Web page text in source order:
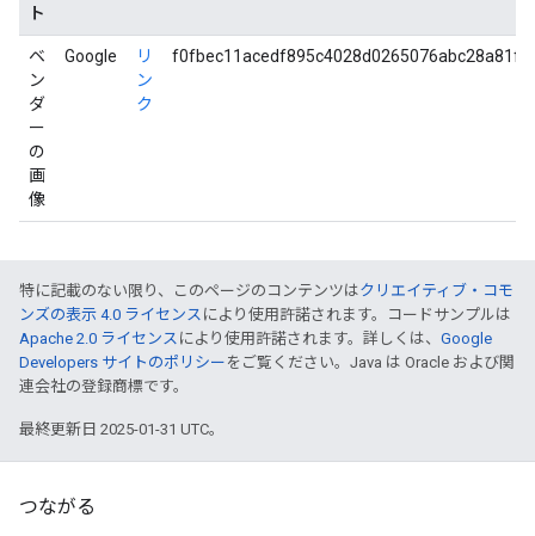
ト
ベ
ン
ダ
ー
の
画
像
Google
リ
ン
ク
特に記載のない限り、このページのコンテンツはクリエイティブ・コモ
ンズの表示 4.0 ライセンス により使用許諾されます。コードサンプルは
Apache 2.0 ライセンス により使用許諾されます。詳しくは、 Google
Developers サイトのポリシー をご覧ください。Java は Oracle および関
連会社の登録商標です。
最終更新日 2025-01-31 UTC。
つながる